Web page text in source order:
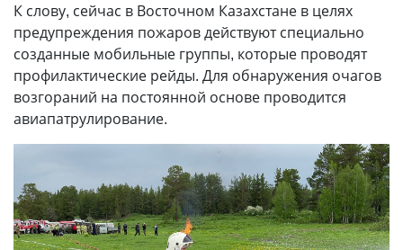
К слову, сейчас в Восточном Казахстане в целях
предупреждения пожаров действуют специально
созданные мобильные группы, которые проводят
профилактические рейды. Для обнаружения очагов
возгораний на постоянной основе проводится
авиапатрулирование.